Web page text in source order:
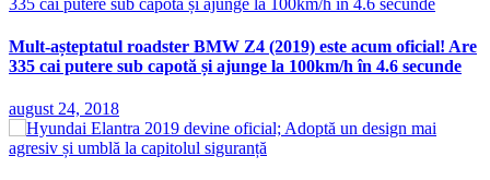
Mult-așteptatul roadster BMW Z4 (2019) este acum oficial! Are
335 cai putere sub capotă și ajunge la 100km/h în 4.6 secunde
august 24, 2018